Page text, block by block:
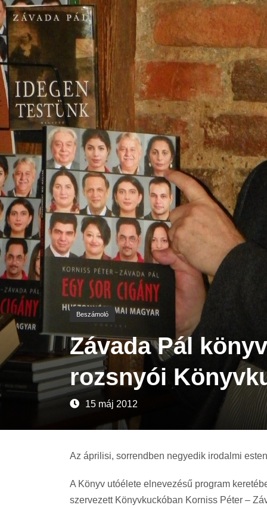
Beszámoló
Závada Pál
rozsnyói
15 máj 2012
Az áprilisi, sorrendben negyedik irodalmi
A Könyv utóélete elnevezésű program
szervezett Könyvkuckóban Korniss Péter –